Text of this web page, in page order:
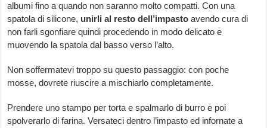
albumi fino a quando non saranno molto compatti. Con una
spatola di silicone, unirli al resto dell’impasto avendo cura di
non farli sgonfiare quindi procedendo in modo delicato e
muovendo la spatola dal basso verso l’alto.
Non soffermatevi troppo su questo passaggio: con poche
mosse, dovrete riuscire a mischiarlo completamente.
Prendere uno stampo per torta e spalmarlo di burro e poi
spolverarlo di farina. Versateci dentro l’impasto ed infornate a